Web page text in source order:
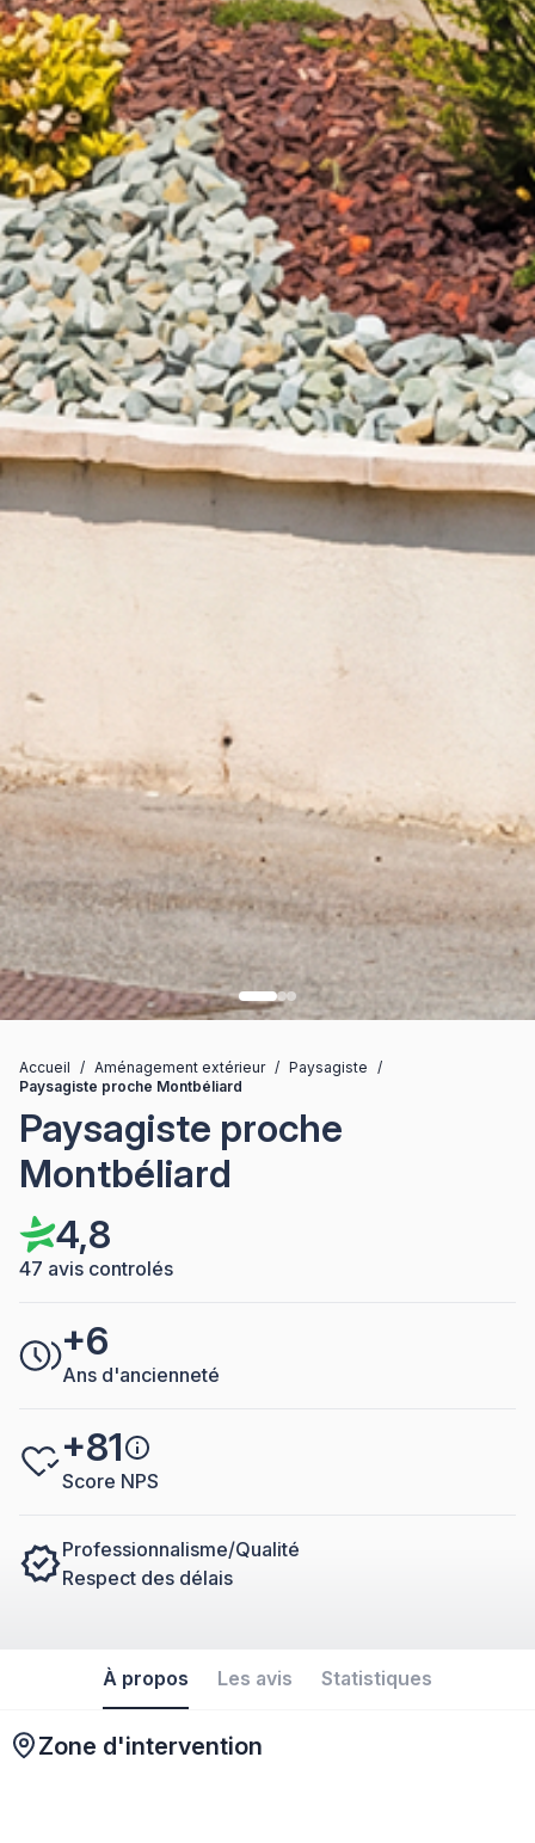
Accueil / Aménagement extérieur / Paysagiste
/
Paysagiste proche Montbéliard
Paysagiste proche
Montbéliard
4,8
47 avis controlés
+6
Ans d'ancienneté
+81
Score NPS
Professionnalisme/Qualité
Respect des délais
À propos Les avis Statistiques
Zone d'intervention